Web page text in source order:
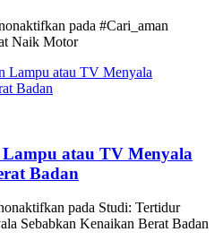
pada #Cari_aman
Naik Motor
atau TV Menyala
Badan
pada Studi: Tertidur
Sebabkan Kenaikan Berat Badan